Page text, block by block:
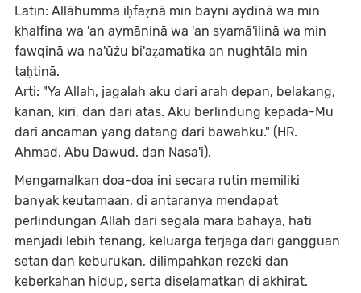
Latin: Allāhumma iḥfaẓnā min bayni aydīnā wa min
khalfina wa 'an aymāninā wa 'an syamā'ilinā wa min
fawqinā wa na'ūżu bi'aẓamatika an nughtāla min
taḥtinā.
Arti: "Ya Allah, jagalah aku dari arah depan, belakang,
kanan, kiri, dan dari atas. Aku berlindung kepada-Mu
dari ancaman yang datang dari bawahku." (HR.
Ahmad, Abu Dawud, dan Nasa'i).
Mengamalkan doa-doa ini secara rutin memiliki
banyak keutamaan, di antaranya mendapat
perlindungan Allah dari segala mara bahaya, hati
menjadi lebih tenang, keluarga terjaga dari gangguan
setan dan keburukan, dilimpahkan rezeki dan
keberkahan hidup, serta diselamatkan di akhirat.